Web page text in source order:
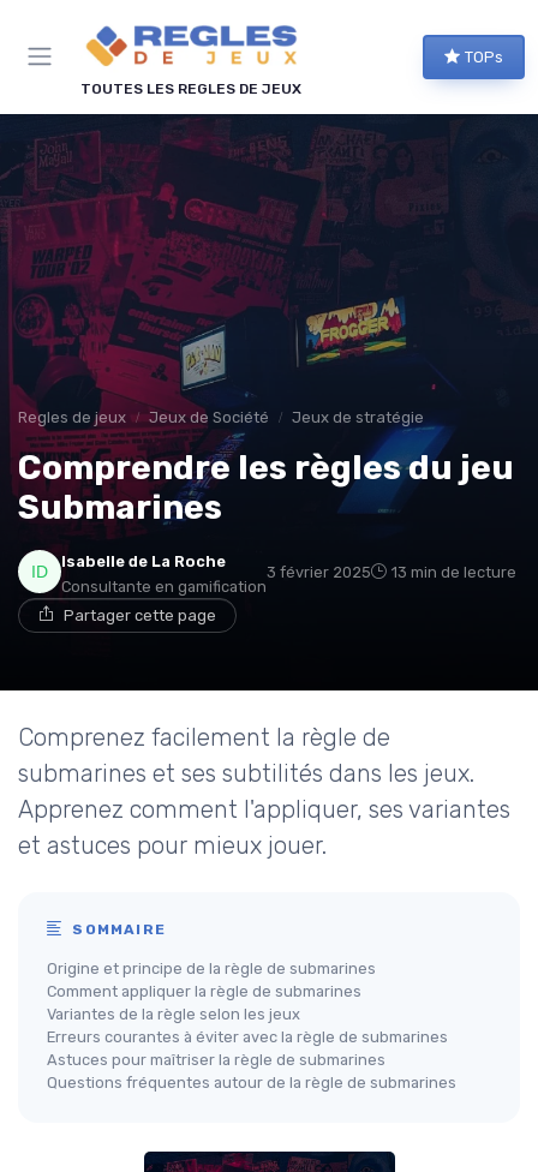
TOUTES LES REGLES DE JEUX
TOPs
Regles de jeux Jeux de Société Jeux de stratégie
Comprendre les règles du jeu
Submarines
Isabelle de La Roche
Consultante en gamification
3 février 2025 13 min de lecture
Partager cette page
Comprenez facilement la règle de
submarines et ses subtilités dans les jeux.
Apprenez comment l'appliquer, ses variantes
et astuces pour mieux jouer.
SOMMAIRE
Origine et principe de la règle de submarines
Comment appliquer la règle de submarines
Variantes de la règle selon les jeux
Erreurs courantes à éviter avec la règle de submarines
Astuces pour maîtriser la règle de submarines
Questions fréquentes autour de la règle de submarines